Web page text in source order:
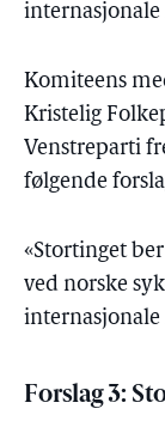
internasjonale
Komiteens
Kristelig
Venstreparti
følgende
«Stortinget
ved norske
internasjonale
Forslag 3: